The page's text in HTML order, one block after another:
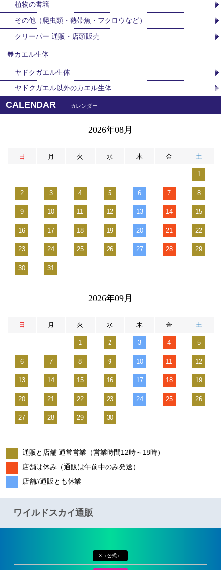
植物の書籍
その他（爬虫類・熱帯魚・フクロウなど）
クリーパー 通販・店頭販売
🐸カエル生体
ヤドクガエル生体
ヤドクガエル以外のカエル生体
CALENDAR カレンダー
2026年08月
日 月 火 水 木 金 土
1
2 3 4 5 6 7 8
9 10 11 12 13 14 15
16 17 18 19 20 21 22
23 24 25 26 27 28 29
30 31
2026年09月
日 月 火 水 木 金 土
1 2 3 4 5
6 7 8 9 10 11 12
13 14 15 16 17 18 19
20 21 22 23 24 25 26
27 28 29 30
通販と店舗 通常営業（営業時間12時～18時）
店舗は休み（通販は午前中のみ発送）
店舗//通販とも休業
ワイルドスカイ通販
X（公式）